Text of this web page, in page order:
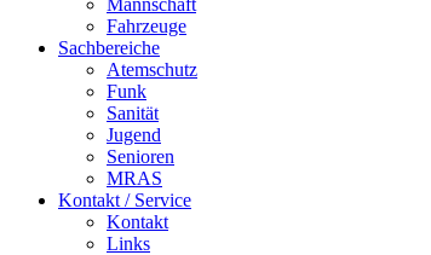
Mannschaft
Fahrzeuge
Sachbereiche
Atemschutz
Funk
Sanität
Jugend
Senioren
MRAS
Kontakt / Service
Kontakt
Links